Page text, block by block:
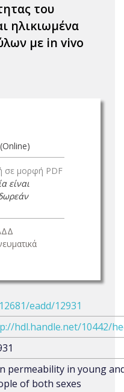
του
ηλικιωμένα
με in vivo
σε μορφή PDF
είναι
eadd/12931
hdl.handle.net/10442/
permeability in young
of both sexes